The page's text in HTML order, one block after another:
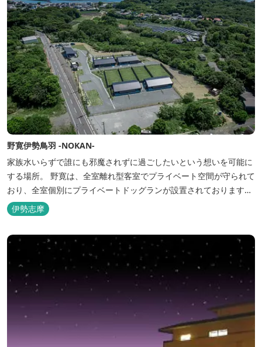
野寛伊勢鳥羽 -NOKAN-
家族水いらずで誰にも邪魔されずに過ごしたいという想いを可能に
する場所。 野寛は、全室離れ型客室でプライベート空間が守られて
おり、全室個別にプライベートドッグランが設置されております。
室内面積66㎡～115㎡、プライベートドッグラン面積140㎡～330㎡
を設置した広い作りで、 和モダンをコンセプトとした洗練されたデ
ザインのお部屋となります。 お部屋から望むプライベートドッグ
ラ...
伊勢志摩